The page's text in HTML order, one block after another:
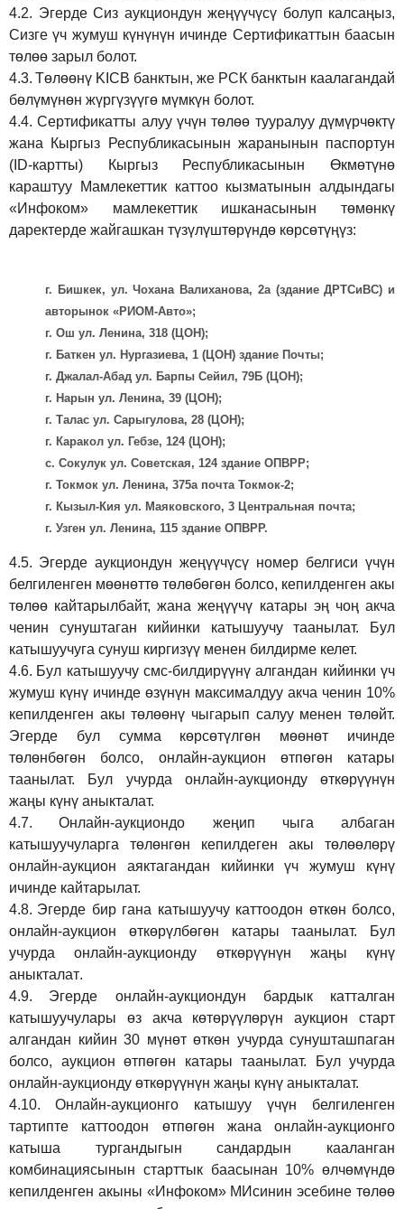
4.2. Эгерде Сиз аукциондун жеңүүчүсү болуп калсаңыз,
Сизге үч жумуш күнүнүн ичинде Сертификаттын баасын
төлөө зарыл болот.
4.3. Төлөөнү KICB банктын, же РСК банктын каалагандай
бөлүмүнөн жүргүзүүгө мүмкүн болот.
4.4.Сертификатты алуу үчүн төлөө тууралуу дүмүрчөктү
жана Кыргыз Республикасынын жаранынын паспортун
(ID-картты) Кыргыз Республикасынын Өкмөтүнө
караштуу Мамлекеттик каттоо кызматынын алдындагы
«Инфоком» мамлекеттик ишканасынын төмөнкү
даректерде жайгашкан түзүлүштөрүндө көрсөтүңүз:
г. Бишкек, ул. Чохана Валиханова, 2а (здание ДРТСиВС) и
авторынок «РИОМ-Авто»;
г. Ош ул. Ленина, 318 (ЦОН);
г. Баткен ул. Нургазиева, 1 (ЦОН) здание Почты;
г. Джалал-Абад ул. Барпы Сейил, 79Б (ЦОН);
г. Нарын ул. Ленина, 39 (ЦОН);
г. Талас ул. Сарыгулова, 28 (ЦОН);
г. Каракол ул. Гебзе, 124 (ЦОН);
с. Сокулук ул. Советская, 124 здание ОПВРР;
г. Токмок ул. Ленина, 375а почта Токмок-2;
г. Кызыл-Кия ул. Маяковского, 3 Центральная почта;
г. Узген ул. Ленина, 115 здание ОПВРР.
4.5. Эгерде аукциондун жеңүүчүсү номер белгиси үчүн
белгиленген мөөнөттө төлөбөгөн болсо, кепилденген акы
төлөө кайтарылбайт, жана жеңүүчү катары эң чоң акча
ченин сунуштаган кийинки катышуучу таанылат. Бул
катышуучуга сунуш киргизүү менен билдирме келет.
4.6. Бул катышуучу смс-билдирүүнү алгандан кийинки үч
жумуш күнү ичинде өзүнүн максималдуу акча ченин 10%
кепилденген акы төлөөнү чыгарып салуу менен төлөйт.
Эгерде бул сумма көрсөтүлгөн мөөнөт ичинде
төлөнбөгөн болсо, онлайн-аукцион өтпөгөн катары
таанылат. Бул учурда онлайн-аукционду өткөрүүнүн
жаңы күнү аныкталат.
4.7.
Онлайн-аукциондо жеңип чыга албаган
катышуучуларга төлөнгөн кепилдеген акы төлөөлөрү
онлайн-аукцион аяктагандан кийинки үч жумуш күнү
ичинде кайтарылат.
4.8. Эгерде бир гана катышуучу каттоодон өткөн болсо,
онлайн-аукцион өткөрүлбөгөн катары таанылат.
Бул
учурда онлайн-аукционду өткөрүүнүн жаңы күнү
аныкталат.
4.9.
Эгерде онлайн-аукциондун бардык катталган
катышуучулары өз акча көтөрүүлөрүн аукцион старт
алгандан кийин 30 мүнөт өткөн учурда сунушташпаган
болсо, аукцион өтпөгөн катары таанылат. Бул учурда
онлайн-аукционду өткөрүүнүн жаңы күнү аныкталат.
4.10.
Онлайн-аукционго катышуу үчүн белгиленген
тартипте каттоодон өтпөгөн жана онлайн-аукционго
катыша тургандыгын сандардын кааланган
комбинациясынын старттык баасынан 10% өлчөмүндө
кепилденген акыны «Инфоком» МИсинин эсебине төлөө